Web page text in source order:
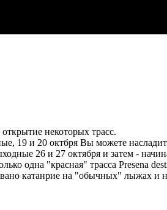
некоторых трасс.
19 и 20 октбря Вы можете
26 и 27 октября и затем -
одна "красная" трасса Presena
катанрие на "обычных" лыжах и